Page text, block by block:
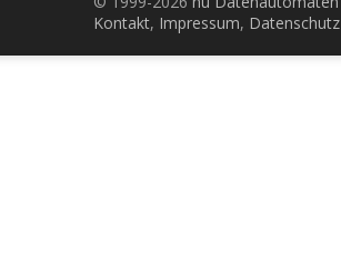
Kontakt, Impressum, Datenschutz